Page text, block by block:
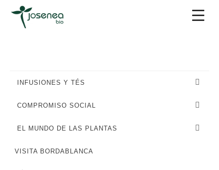
contenido
INFUSIONES Y TÉS
COMPROMISO SOCIAL
EL MUNDO DE LAS PLANTAS
VISITA BORDABLANCA